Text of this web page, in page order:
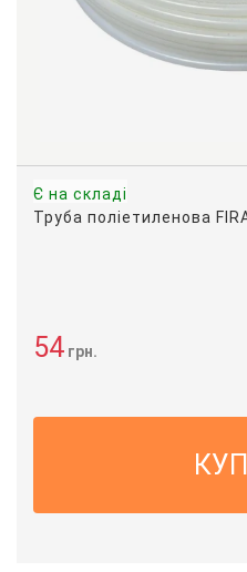
Є на складі
Труба поліетиленова
54 грн.